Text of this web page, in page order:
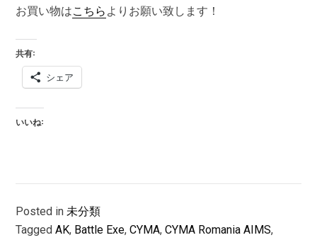
お買い物はこちら よりお願い致します！
共有:
シェア
いいね:
Posted in 未分類
TaggedAK, Battle Exe,CYMA,CYMA Romania AIMS,